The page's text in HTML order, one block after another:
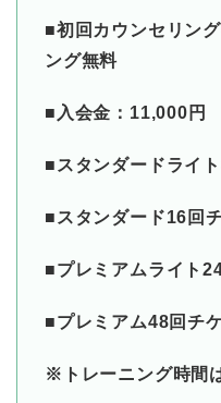
■初回カウンセリン
ング無料
■入会金：11,000円
■スタンダードライ
■スタンダード16回
■プレミアムライト
■プレミアム48回チ
※トレーニング時間